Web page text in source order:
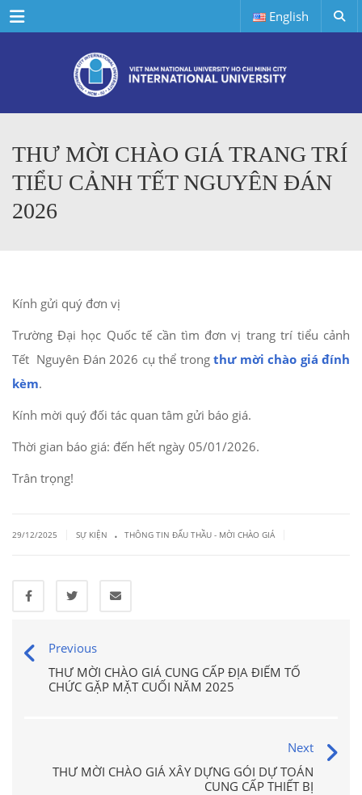
Menu English
THƯ MỜI CHÀO GIÁ TRANG TRÍ
TIỂU CẢNH TẾT NGUYÊN ĐÁN
2026
Kính gửi quý đơn vị
Trường Đại học Quốc tế cần tìm đơn vị trang trí tiểu cảnh
Tết Nguyên Đán 2026 cụ thể trong thư mời chào giá đính
kèm.
Kính mời quý đối tác quan tâm gửi báo giá.
Thời gian báo giá: đến hết ngày 05/01/2026.
Trân trọng!
29/12/2025 SỰ KIỆN . THÔNG TIN ĐẤU THẦU - MỜI CHÀO GIÁ
Previous
THƯ MỜI CHÀO GIÁ CUNG CẤP ĐỊA ĐIỂM TỔ
CHỨC GẶP MẶT CUỐI NĂM 2025
Next
THƯ MỜI CHÀO GIÁ XÂY DỰNG GÓI DỰ TOÁN
CUNG CẤP THIẾT BỊ